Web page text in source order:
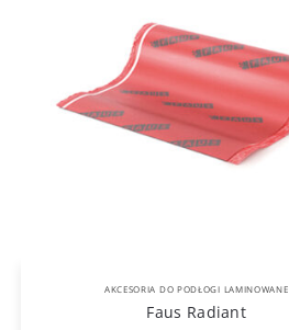
AKCESORIA DO PODŁOGI LAMINOWANE
Faus Radiant